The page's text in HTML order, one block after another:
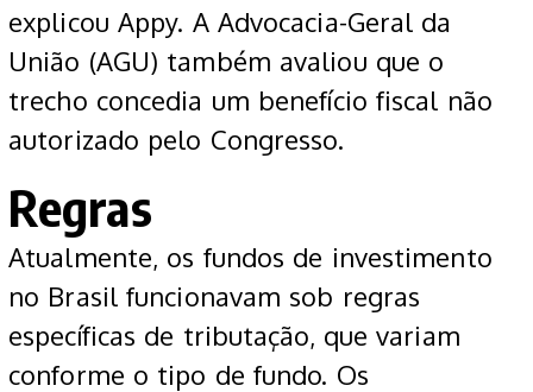
explicou Appy. A Advocacia-Geral da
União (AGU) também avaliou que o
trecho concedia um benefício fiscal não
autorizado pelo Congresso.
Regras
Atualmente, os fundos de investimento
no Brasil funcionavam sob regras
específicas de tributação, que variam
conforme o tipo de fundo. Os